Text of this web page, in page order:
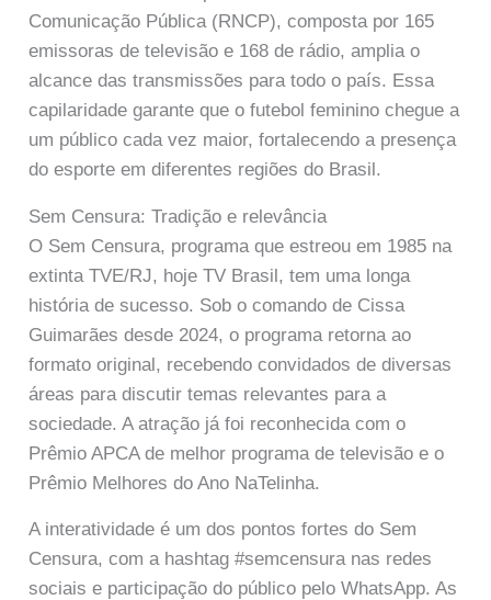
Comunicação Pública (RNCP), composta por 165
emissoras de televisão e 168 de rádio, amplia o
alcance das transmissões para todo o país. Essa
capilaridade garante que o futebol feminino chegue a
um público cada vez maior, fortalecendo a presença
do esporte em diferentes regiões do Brasil.
Sem Censura: Tradição e relevância
O Sem Censura, programa que estreou em 1985 na
extinta TVE/RJ, hoje TV Brasil, tem uma longa
história de sucesso. Sob o comando de Cissa
Guimarães desde 2024, o programa retorna ao
formato original, recebendo convidados de diversas
áreas para discutir temas relevantes para a
sociedade. A atração já foi reconhecida com o
Prêmio APCA de melhor programa de televisão e o
Prêmio Melhores do Ano NaTelinha.
A interatividade é um dos pontos fortes do Sem
Censura, com a hashtag #semcensura nas redes
sociais e participação do público pelo WhatsApp. As